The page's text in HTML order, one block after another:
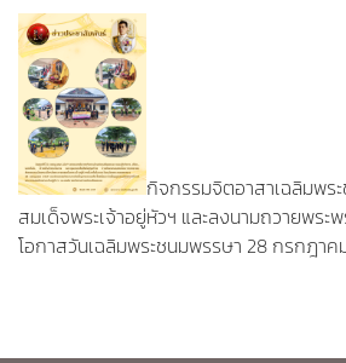
กิจกรรมจิตอาสาเฉลิมพร
สมเด็จพระเจ้าอยู่หัวฯ และลงนามถวายพระ
โอกาสวันเฉลิมพระชนมพรรษา 28 กรกฎาค